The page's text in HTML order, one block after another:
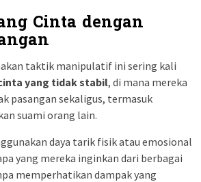
Cinta dengan
taktik manipulatif ini sering kali
yang tidak stabil, di mana mereka
pasangan sekaligus, termasuk
suami orang lain.
daya tarik fisik atau emosional
yang mereka inginkan dari berbagai
memperhatikan dampak yang